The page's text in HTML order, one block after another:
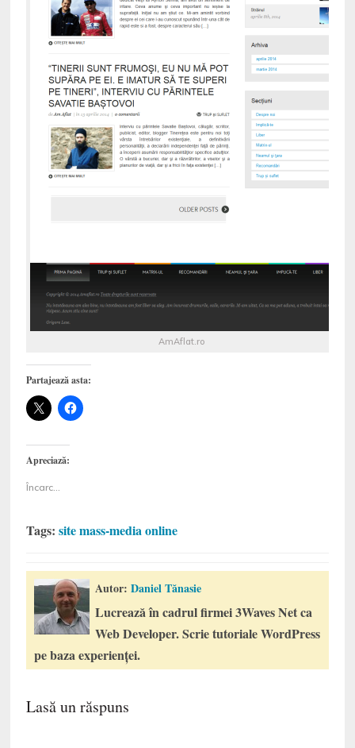
AmAflat.ro
Partajează asta:
Apreciază:
Încarc...
Tags:site mass-media online
Autor:Daniel Tănasie
Lucrează în cadrul firmei 3Waves Net ca
Web Developer. Scrie tutoriale WordPress
pe baza experienței.
Lasă un răspuns